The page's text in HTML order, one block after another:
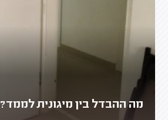
מה ההבדל בין מיגונית לממד?